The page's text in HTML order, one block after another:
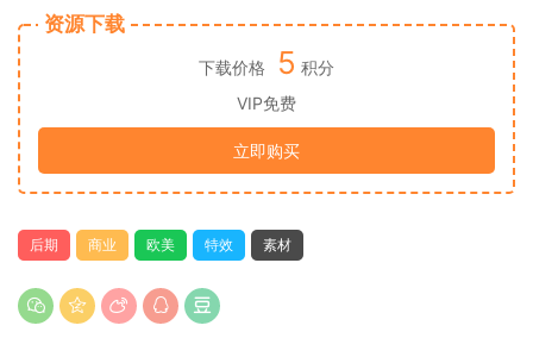
资源下载
下载价格 5 积分
VIP免费
立即购买
后期 商业 欧美 特效 素材